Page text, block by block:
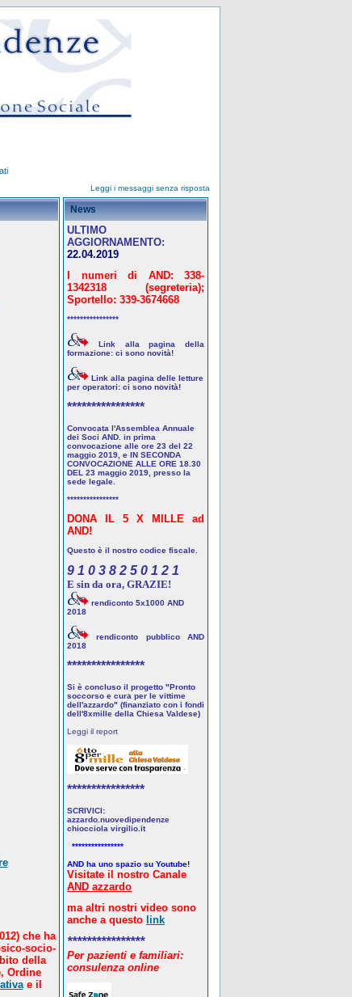
Leggi i messaggi senza risposta
che ha
socio-
della
Ordine
e il
News
ULTIMO
AGGIORNAMENTO:
22.04.2019
I numeri di AND: 338-
1342318 (segreteria);
Sportello: 339-3674668
****************
Link alla pagina della
formazione: ci sono novità!
Link alla pagina delle letture
per operatori: ci sono novità!
****************
Convocata l'Assemblea Annuale
dei Soci AND. in prima
convocazione alle ore 23 del 22
maggio 2019, e IN SECONDA
CONVOCAZIONE ALLE ORE 18.30
DEL 23 maggio 2019, presso la
sede legale.
****************
DONA IL 5 X MILLE ad
AND!
Questo è il nostro codice fiscale.
9 1 0 3 8 2 5 0 1 2 1
E sin da ora, GRAZIE!
rendiconto 5x1000 AND
2018
rendiconto pubblico AND
2018
****************
Si è concluso il progetto "Pronto
soccorso e cura per le vittime
dell'azzardo" (finanziato con i fondi
dell'8xmille della Chiesa Valdese)
Leggi il report
****************
SCRIVICI:
azzardo.nuovedipendenze
chiocciola virgilio.it
****************
AND ha uno spazio su Youtube!
Visitate il nostro Canale
AND azzardo
ma altri nostri video sono
anche a questo link
****************
Per pazienti e familiari:
consulenza online